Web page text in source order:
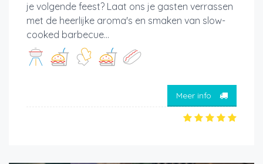
je volgende feest? Laat ons je gasten verrassen
met de heerlijke aroma's en smaken van slow-
cooked barbecue...
Meer info